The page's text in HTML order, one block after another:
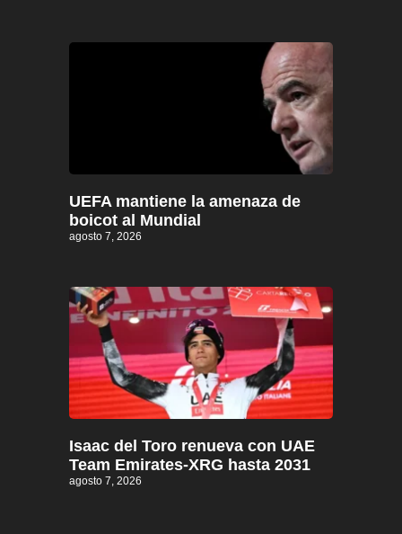
UEFA mantiene la amenaza de
boicot al Mundial
agosto 7, 2026
Isaac del Toro renueva con UAE
Team Emirates-XRG hasta 2031
agosto 7, 2026